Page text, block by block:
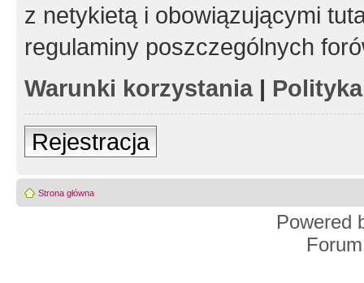
z netykietą i obowiązującymi
regulaminy poszczególnych
Warunki korzystania|
Rejestracja
Strona główna
Powered